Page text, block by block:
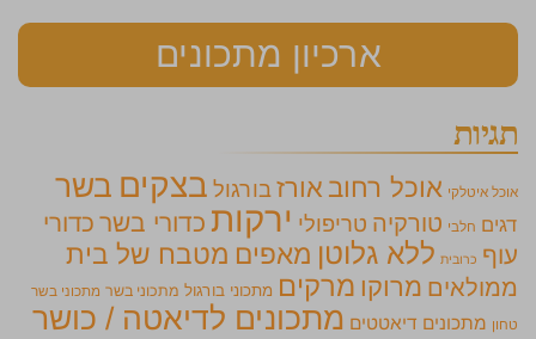
ארכיון מתכונים
תגיות
אוכל איטלקי אוכל רחוב אורזבורגול בצקים בשר
דגים חלבי טורקיה טריפולי ירקות כדורי בשר כדורי
עוף כרובית ללא גלוטן מאפים מטבח של בית
ממולאים מרוקו מרקים מתכוני בורגול מתכוני בשר מתכוני בשר
טחון מתכונים דיאטטים מתכונים לדיאטה / כושר